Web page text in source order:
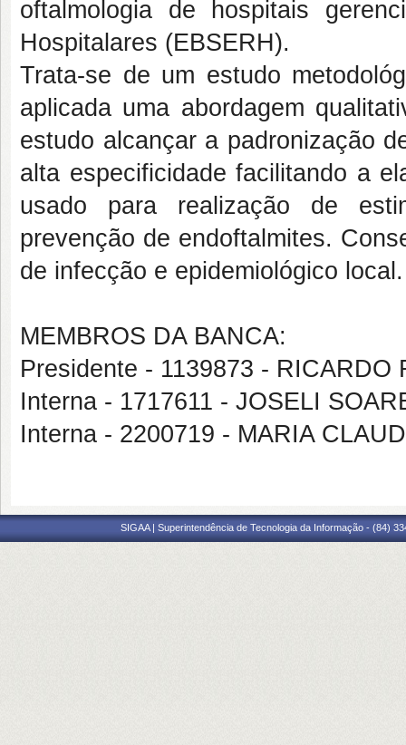
oftalmologia de hospitais
Hospitalares (EBSERH).
Trata-se de um estudo
aplicada uma abordagem
estudo alcançar a padronização
alta especificidade facilitando a
usado para realização de
prevenção de endoftalmites.
de infecção e epidemiológico
MEMBROS DA BANCA:
Presidente - 1139873 - RICARDO
Interna - 1717611 - JOSELI
Interna - 2200719 - MARIA
SIGAA | Superintendência de Tecnologia da Informação - (84)